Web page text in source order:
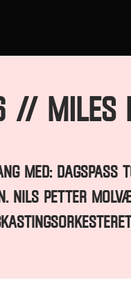
MILES
MED:
PETTER MOLVÆR,